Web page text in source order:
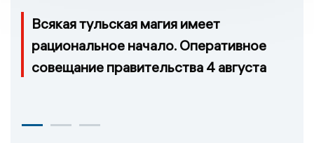
Всякая тульская магия имеет
рациональное начало. Оперативное
совещание правительства 4 августа